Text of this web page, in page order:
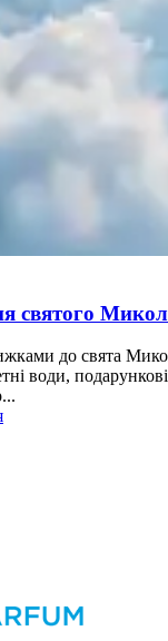
святого
до свята
води,